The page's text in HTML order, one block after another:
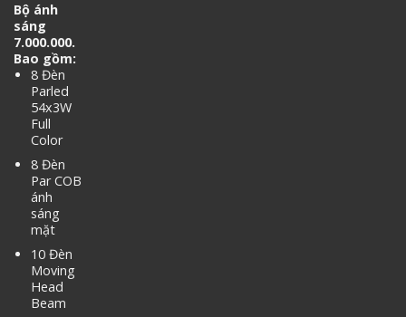
Bộ ánh
sáng
7.000.000.
Bao gồm:
8 Đèn
Parled
54x3W
Full
Color
8 Đèn
Par COB
ánh
sáng
mặt
10 Đèn
Moving
Head
Beam